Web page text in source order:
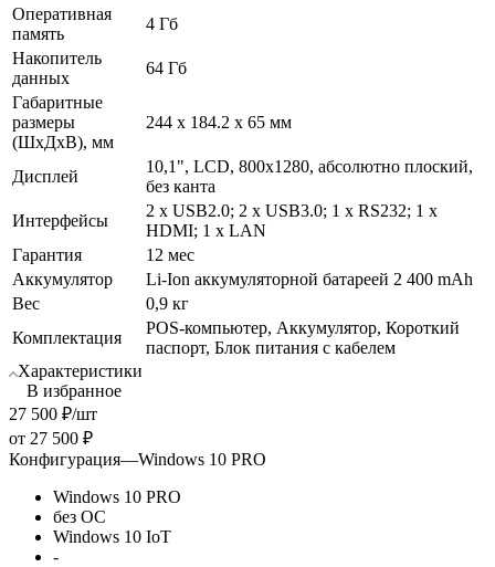
Оперативная
память
4 Гб
Накопитель
данных
64 Гб
Габаритные
размеры
(ШхДхВ), мм
244 х 184.2 х 65 мм
Дисплей
10,1", LCD, 800х1280, абсолютно плоский,
без канта
Интерфейсы
2 х USB2.0; 2 х USB3.0; 1 х RS232; 1 х
HDMI; 1 х LAN
Гарантия
12 мес
Аккумулятор
Li-Ion аккумуляторной батареей 2 400 mAh
Вес
0,9 кг
Комплектация
POS-компьютер, Аккумулятор, Короткий
паспорт, Блок питания с кабелем
Характеристики
В избранное
27 500 ₽/шт
от 27 500 ₽
Конфигурация—Windows 10 PRO
Windows 10 PRO
без ОС
Windows 10 IoT
-